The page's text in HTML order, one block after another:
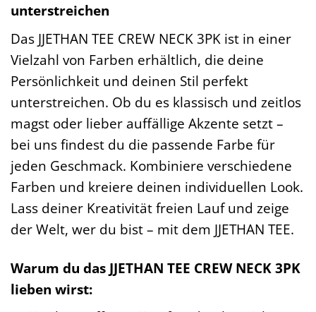
unterstreichen
Das JJETHAN TEE CREW NECK 3PK ist in einer
Vielzahl von Farben erhältlich, die deine
Persönlichkeit und deinen Stil perfekt
unterstreichen. Ob du es klassisch und zeitlos
magst oder lieber auffällige Akzente setzt –
bei uns findest du die passende Farbe für
jeden Geschmack. Kombiniere verschiedene
Farben und kreiere deinen individuellen Look.
Lass deiner Kreativität freien Lauf und zeige
der Welt, wer du bist – mit dem JJETHAN TEE.
Warum du das JJETHAN TEE CREW NECK 3PK
lieben wirst: